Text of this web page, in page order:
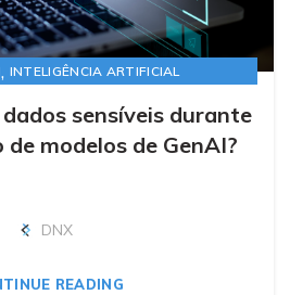
, INTELIGÊNCIA ARTIFICIAL
sensíveis durante
modelos de GenAI?
DNX
READING